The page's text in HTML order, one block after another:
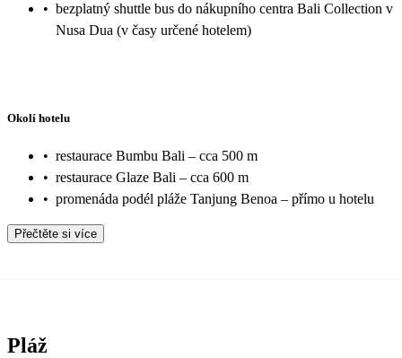
• bezplatný shuttle bus do nákupního centra Bali Collection v
Nusa Dua (v časy určené hotelem)
Okolí hotelu
• restaurace Bumbu Bali – cca 500 m
• restaurace Glaze Bali – cca 600 m
• promenáda podél pláže Tanjung Benoa – přímo u hotelu
Přečtěte si více
Pláž